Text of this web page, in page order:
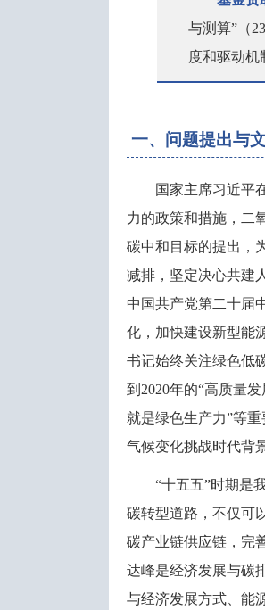
与测算”（
度和驱动机
一、问题提出与
国家主席习近平
力的政策和措施，二
碳中和目标的提出，
减排，坚定决心共建
中国共产党第二十届
化，加快建设新型能
书记始终关注绿色低
到2020年的“高质量
就是绿色生产力”等
气候变化挑战时代背
“十五五”时期是
碳转型道路，不仅可
碳产业链供应链，完
达峰是经济发展与碳
与经济发展方式、能